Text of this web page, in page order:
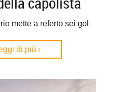
capolista
mette a referto sei gol
di più ›